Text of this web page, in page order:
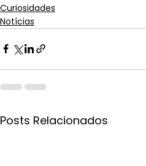
Curiosidades
Notícias
Posts Relacionados